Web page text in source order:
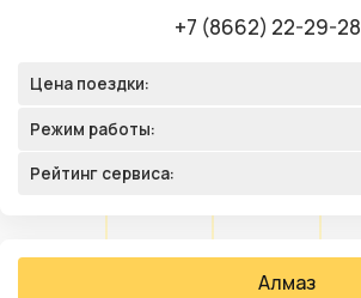
+7 (8662) 22-29-28
Цена поездки:
Режим работы:
Рейтинг сервиса:
Алмаз